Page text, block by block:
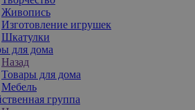
Живопись
Изготовление игрушек
Шкатулки
для дома
Назад
Товары для дома
Мебель
группа